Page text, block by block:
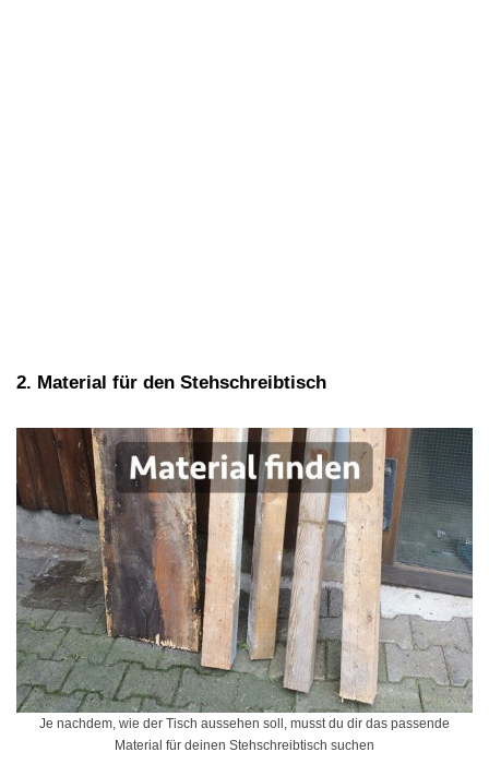
2. Material für den Stehschreibtisch
Je nachdem, wie der Tisch aussehen soll, musst du dir das passende
Material für deinen Stehschreibtisch suchen